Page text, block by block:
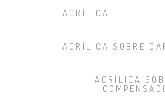
ACRÍLICA
ACRÍLICA SOBRE
ACRÍLICA